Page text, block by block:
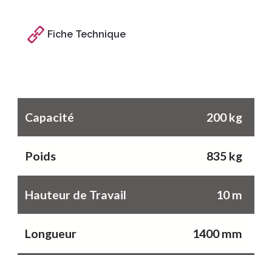
Fiche Technique
Capacité 200 kg
Poids 835 kg
Hauteur de Travail 10 m
Longueur 1400 mm